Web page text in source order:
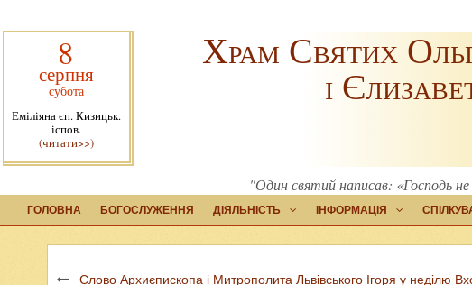
8
серпня
субота
Еміліяна єп. Кизицьк.
іспов.
(читати>>)
Храм Святих
і
"Один святий написав: «Господь
ГОЛОВНА БОГОСЛУЖЕННЯ ДІЯЛЬНІСТЬ ІНФОРМАЦІЯ
Слово Архиєпископа і Митрополита Львівського Ігоря у неділю